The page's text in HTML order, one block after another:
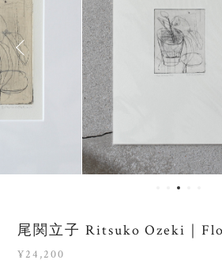
尾関立子 Ritsuko Ozeki｜
¥24,200